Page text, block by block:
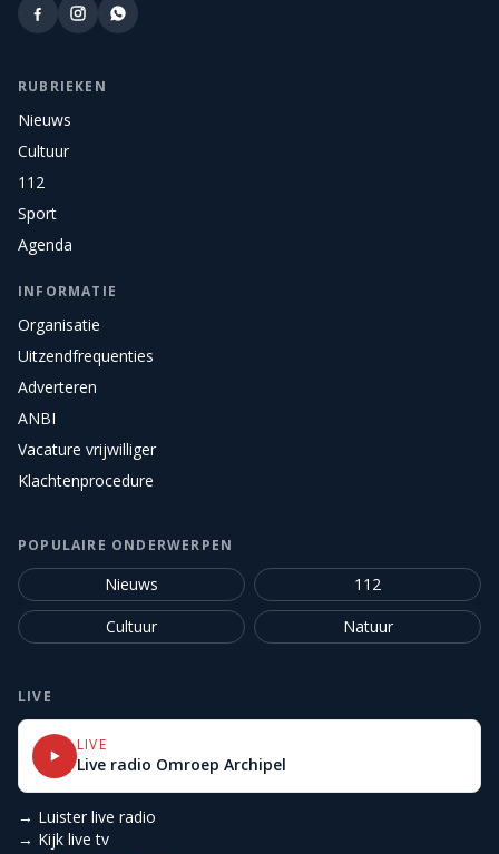
RUBRIEKEN
Nieuws
Cultuur
112
Sport
Agenda
INFORMATIE
Organisatie
Uitzendfrequenties
Adverteren
ANBI
Vacature vrijwilliger
Klachtenprocedure
POPULAIRE ONDERWERPEN
Nieuws
112
Cultuur
Natuur
LIVE
LIVE
Live radio Omroep Archipel
→ Luister live radio
→ Kijk live tv